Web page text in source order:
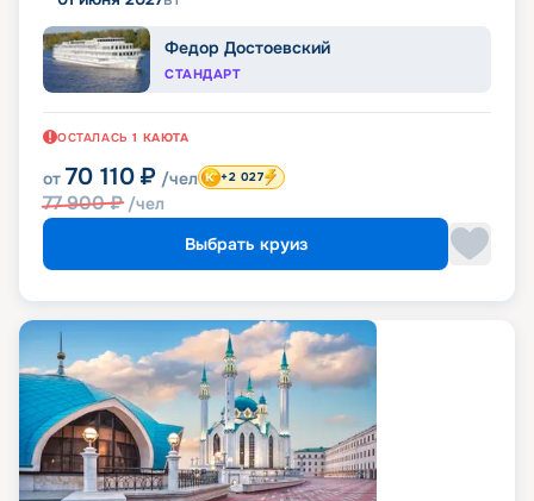
Федор Достоевский
СТАНДАРТ
ОСТАЛАСЬ 1 КАЮТА
от 70 110 ₽ /чел
77 900₽ /чел
+2 027
Выбрать круиз